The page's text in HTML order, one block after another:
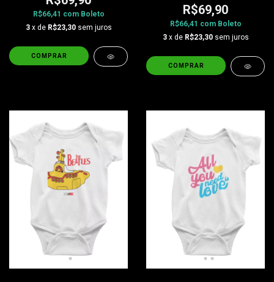
R$66,41 com Boleto
3 x de R$23,30 sem juros
COMPRAR
R$69,90
R$66,41 com Boleto
3 x de R$23,30 sem juros
COMPRAR